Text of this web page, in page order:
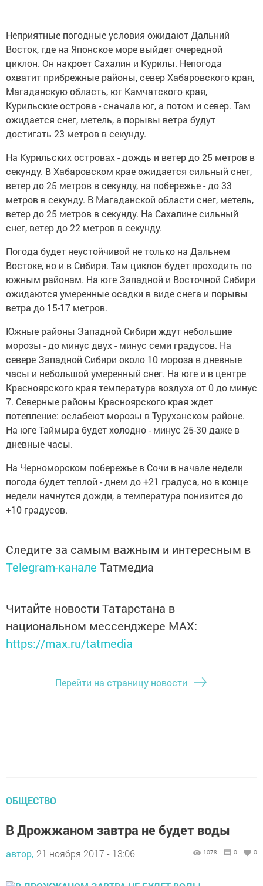
Неприятные погодные условия ожидают Дальний
Восток, где на Японское море выйдет очередной
циклон. Он накроет Сахалин и Курилы. Непогода
охватит прибрежные районы, север Хабаровского края,
Магаданскую область, юг Камчатского края,
Курильские острова - сначала юг, а потом и север. Там
ожидается снег, метель, а порывы ветра будут
достигать 23 метров в секунду.
На Курильских островах - дождь и ветер до 25 метров в
секунду. В Хабаровском крае ожидается сильный снег,
ветер до 25 метров в секунду, на побережье - до 33
метров в секунду. В Магаданской области снег, метель,
ветер до 25 метров в секунду. На Сахалине сильный
снег, ветер до 22 метров в секунду.
Погода будет неустойчивой не только на Дальнем
Востоке, но и в Сибири. Там циклон будет проходить по
южным районам. На юге Западной и Восточной Сибири
ожидаются умеренные осадки в виде снега и порывы
ветра до 15-17 метров.
Южные районы Западной Сибири ждут небольшие
морозы - до минус двух - минус семи градусов. На
севере Западной Сибири около 10 мороза в дневные
часы и небольшой умеренный снег. На юге и в центре
Красноярского края температура воздуха от 0 до минус
7. Северные районы Красноярского края ждет
потепление: ослабеют морозы в Туруханском районе.
На юге Таймыра будет холодно - минус 25-30 даже в
дневные часы.
На Черноморском побережье в Сочи в начале недели
погода будет теплой - днем до +21 градуса, но в конце
недели начнутся дожди, а температура понизится до
+10 градусов.
Следите за самым важным и интересным в
Telegram-канале Татмедиа
Читайте новости Татарстана в
национальном мессенджере MАХ:
https://max.ru/tatmedia
Перейти на страницу новости
ОБЩЕСТВО
В Дрожжаном завтра не будет воды
автор, 21 ноября 2017 - 13:06 1078 0 0